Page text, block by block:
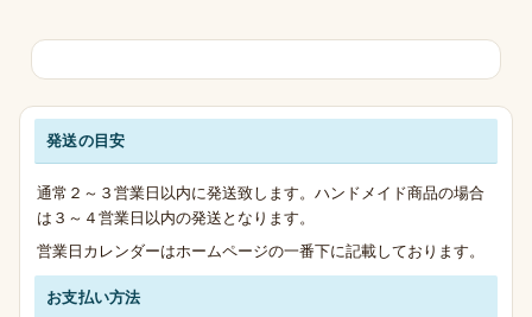
発送・お支払い・送料のご案内
発送の目安
通常２～３営業日以内に発送致します。ハンドメイド商品の場合
は３～４営業日以内の発送となります。
営業日カレンダーはホームページの一番下に記載しております。
お支払い方法